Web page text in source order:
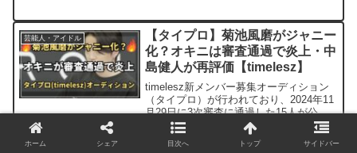
pic.twitter.com/JvSip6FgWf— カズレーザ
ー (@kazlasersub) Au...
芸能人・アイドル
【タイプロ】菊池風磨がジャニー
化？オキニは審査通過で炎上・中
島健人が再評価【timelesz】
timelesz新メンバー募集オーディション
（タイプロ）が行われており、2024年11
月29日に3次審査に通過した15人が公開
されました。この結果に、SNSなどネッ
トでは賛否両論の声が挙がっています。
タイプロ、やっぱり菊池風磨のオキニ枠
ホーム シェア 目次へ トップ サイドバー